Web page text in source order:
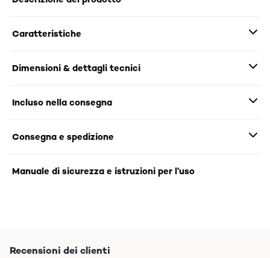
Caratteristiche
Dimensioni & dettagli tecnici
Incluso nella consegna
Consegna e spedizione
Manuale di sicurezza e istruzioni per l’uso
Recensioni dei clienti